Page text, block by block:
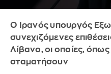
Ο Ιρανός υπουργός
συνεχιζόμενες
Λίβανο, οι οποίες, όπως
σταματήσουν